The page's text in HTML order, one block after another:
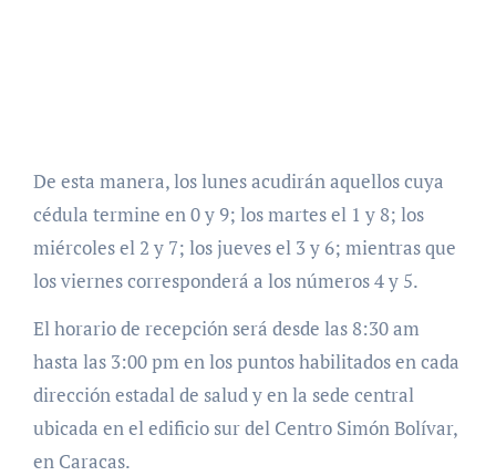
De esta manera, los lunes acudirán aquellos cuya
cédula termine en 0 y 9; los martes el 1 y 8; los
miércoles el 2 y 7; los jueves el 3 y 6; mientras que
los viernes corresponderá a los números 4 y 5.
El horario de recepción será desde las 8:30 am
hasta las 3:00 pm en los puntos habilitados en cada
dirección estadal de salud y en la sede central
ubicada en el edificio sur del Centro Simón Bolívar,
en Caracas.